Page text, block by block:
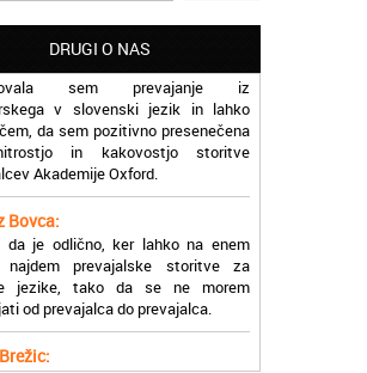
DRUGI O NAS
iz Bleda:
sem prevajanje iz
v slovenski jezik in lahko
da sem pozitivno presenečena
in kakovostjo storitve
Akademije Oxford.
Bovca:
da je odlično, ker lahko na enem
najdem prevajalske storitve za
jezike, tako da se ne morem
od prevajalca do prevajalca.
potrebovala prevod v francoski